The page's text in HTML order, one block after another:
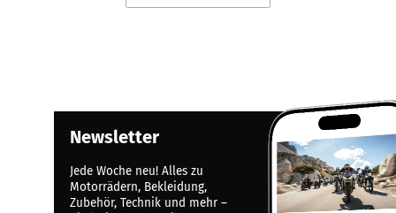
Newsletter
Jede Woche neu! Alles zu
Motorrädern, Bekleidung,
Zubehör, Technik und mehr –